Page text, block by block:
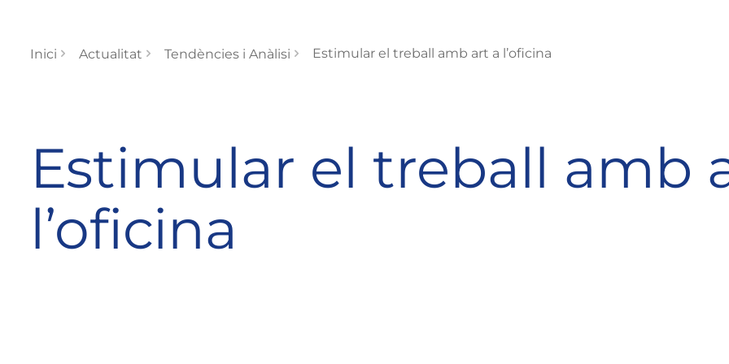
Inici Actualitat Tendències i Anàlisi Estimular el treball amb art a l’oficina
Estimular el treball amb
l’oficina